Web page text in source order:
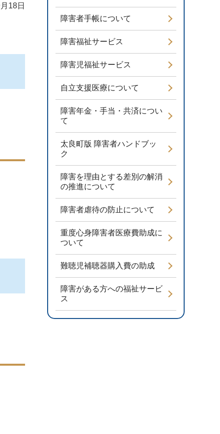
障害者手帳について
障害福祉サービス
障害児福祉サービス
自立支援医療について
障害年金・手当・共済につい
て
太良町版 障害者ハンドブッ
ク
障害を理由とする差別の解消
の推進について
障害者虐待の防止について
重度心身障害者医療費助成に
ついて
難聴児補聴器購入費の助成
障害がある方への福祉サービ
ス
18日